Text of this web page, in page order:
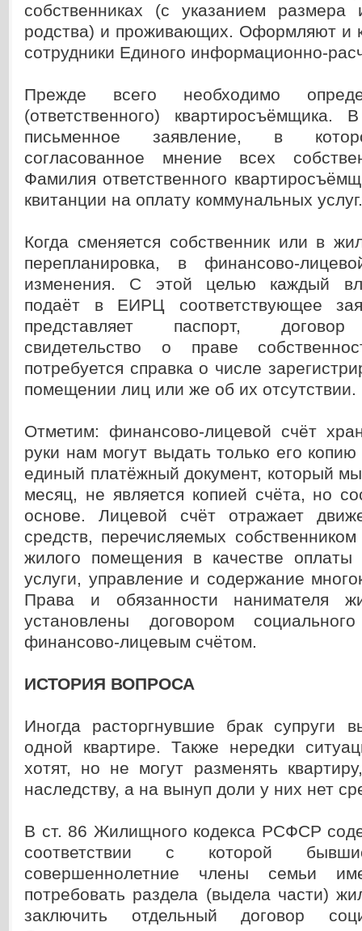
собственниках (с указанием размера
родства) и проживающих. Оформляют и
сотрудники Единого информационно-
Прежде всего необходимо
(ответственного)
письменное заявление, в
согласованное мнение всех
Фамилия ответственного
квитанции на оплату коммунальных услуг.
Когда сменяется собственник или в
перепланировка, в финансово-
изменения. С этой целью каждый
подаёт в ЕИРЦ соответствующее
представляет паспорт, договор
свидетельство о праве
потребуется справка о числе
помещении лиц или же об их отсутствии.
Отметим: финансово-лицевой счёт
руки нам могут выдать только его
единый платёжный документ, который
месяц, не является копией счёта, но
основе. Лицевой счёт отражает
средств, перечисляемых
жилого помещения в качестве оплаты
услуги, управление и содержание
Права и обязанности нанимателя
установлены договором
финансово-лицевым счётом.
ИСТОРИЯ ВОПРОСА
Иногда расторгнувшие брак супруги
одной квартире. Также нередки
хотят, но не могут разменять
наследству, а на вынуп доли у них нет
В ст. 86 Жилищного кодекса РСФСР
соответствии с которой
совершеннолетние члены семьи
потребовать раздела (выдела части)
заключить отдельный договор